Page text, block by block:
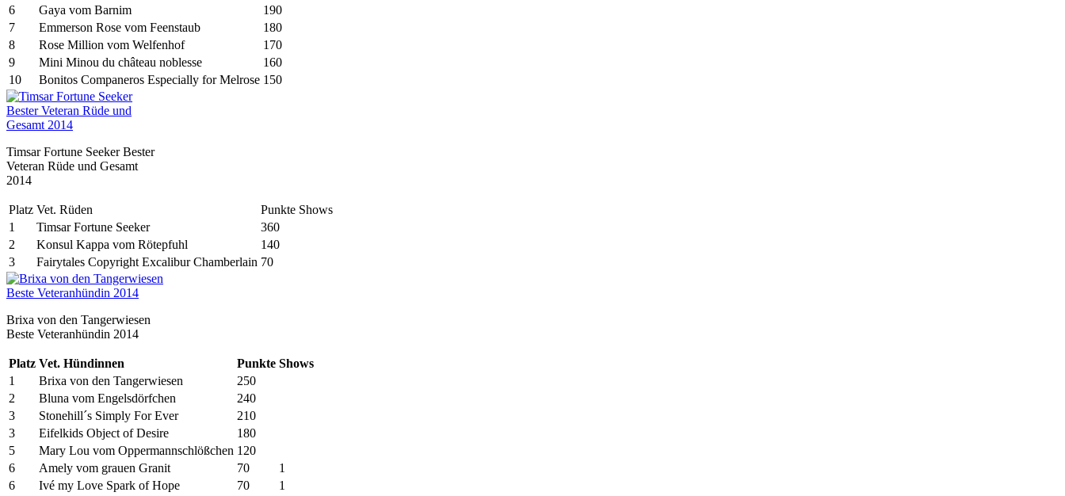
6
Gaya vom Barnim
190
7
Emmerson Rose vom Feenstaub
180
8
Rose Million vom Welfenhof
170
9
Mini Minou du château noblesse
160
10
Bonitos Companeros Especially for Melrose 150
Timsar Fortune Seeker Bester
Veteran Rüde und Gesamt
2014
Platz Vet. Rüden Punkte Shows
1
Timsar Fortune Seeker
360
2
Konsul Kappa vom Rötepfuhl
140
3
Fairytales Copyright Excalibur Chamberlain 70
Brixa von den Tangerwiesen
Beste Veteranhündin 2014
Platz Vet. Hündinnen Punkte Shows
1
Brixa von den Tangerwiesen
250
2
Bluna vom Engelsdörfchen
240
3
Stonehill´s Simply For Ever
210
3
Eifelkids Object of Desire
180
5
Mary Lou vom Oppermannschlößchen 120
6
Amely vom grauen Granit 70
1
6
Ivé my Love Spark of Hope 70
1